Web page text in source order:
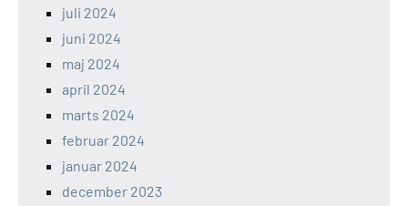
juli 2024
juni 2024
maj 2024
april 2024
marts 2024
februar 2024
januar 2024
december 2023